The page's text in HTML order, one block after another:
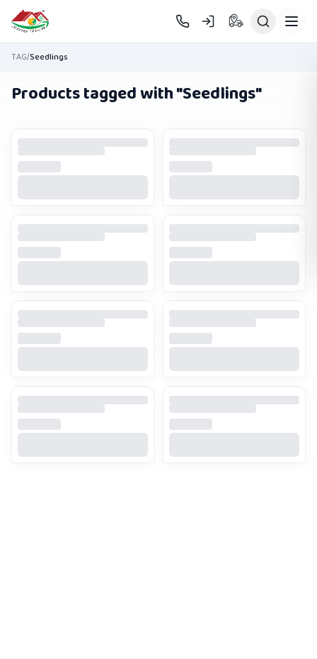
Skip to main content
TAG/Seedlings
Products tagged with "Seedlings"